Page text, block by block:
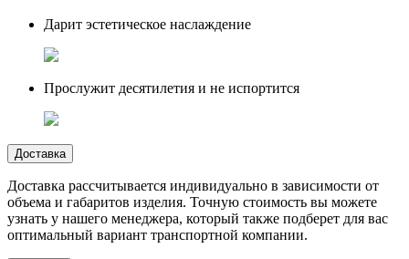
Дарит эстетическое наслаждение
Прослужит десятилетия и не испортится
Доставка
Доставка рассчитывается индивидуально в зависимости от
объема и габаритов изделия. Точную стоимость вы можете
узнать у нашего менеджера, который также подберет для вас
оптимальный вариант транспортной компании.